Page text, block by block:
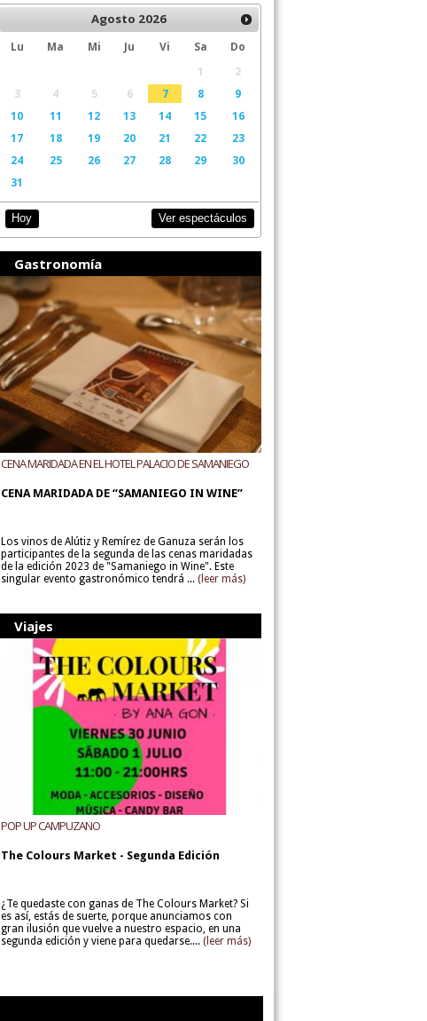
Agosto 2026
Lu Ma Mi Ju Vi Sa
Do
1
2
3
4 5 6 7 8
9
10
11 12 13 14 15
16
17
18 19 20 21 22
23
24
25 26 27 28 29
30
31
Hoy Ver espectáculos
Gastronomía
CENA MARIDADA EN EL HOTEL PALACIO DE SAMANIEGO
CENA MARIDADA DE “SAMANIEGO IN WINE”
Los vinos de Alútiz y Remírez de Ganuza serán los
participantes de la segunda de las cenas maridadas
de la edición 2023 de "Samaniego in Wine". Este
singular evento gastronómico tendrá ... (leer más)
Viajes
POP UP CAMPUZANO
The Colours Market - Segunda Edición
¿Te quedaste con ganas de The Colours Market? Si
es así, estás de suerte, porque anunciamos con
gran ilusión que vuelve a nuestro espacio, en una
segunda edición y viene para quedarse.... (leer más)